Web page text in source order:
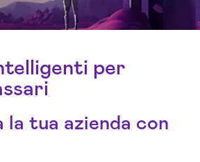
per
la tua azienda con